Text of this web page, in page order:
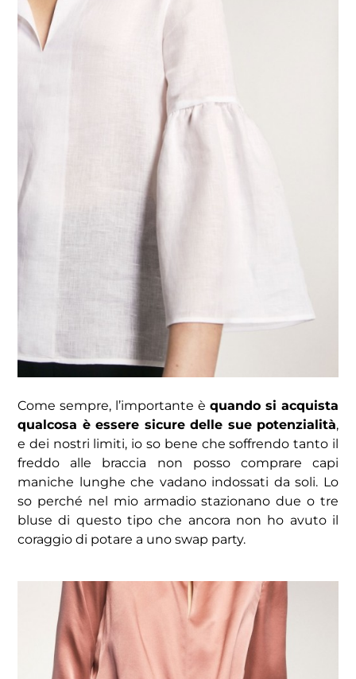
Come sempre, l’importante è quando si acquista
qualcosa è essere sicure delle sue potenzialità,
e dei nostri limiti, io so bene che soffrendo tanto il
freddo alle braccia non posso comprare capi
maniche lunghe che vadano indossati da soli. Lo
so perché nel mio armadio stazionano due o tre
bluse di questo tipo che ancora non ho avuto il
coraggio di potare a uno swap party.